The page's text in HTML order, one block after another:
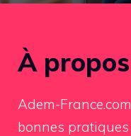
À propos
Adem-
bonnes